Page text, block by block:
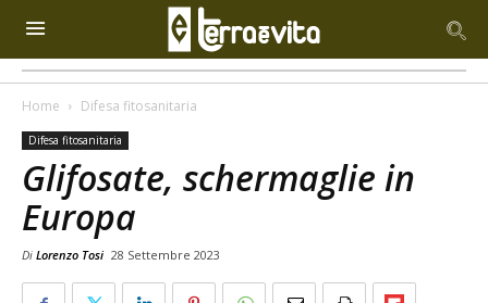
Home Difesa fitosanitaria
Difesa fitosanitaria
Glifosate, schermaglie in
Europa
Di Lorenzo Tosi 28 Settembre 2023